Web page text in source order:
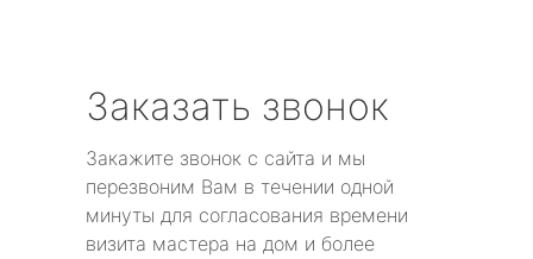
Заказать звонок
Закажите звонок с сайта и мы
перезвоним Вам в течении одной
минуты для согласования времени
визита мастера на дом и более